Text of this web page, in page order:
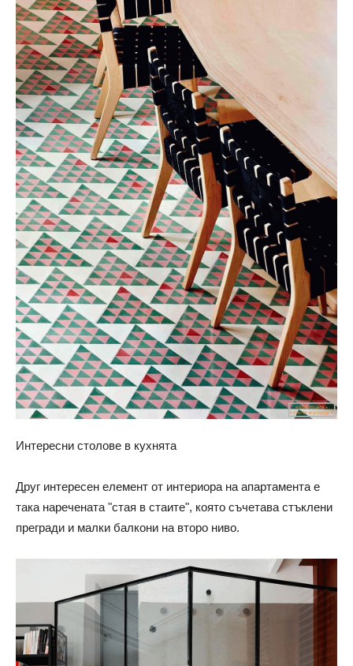
Интересни столове в кухнята
Друг интересен елемент от интериора на апартамента е
така наречената "стая в стаите", която съчетава стъклени
прегради и малки балкони на второ ниво.